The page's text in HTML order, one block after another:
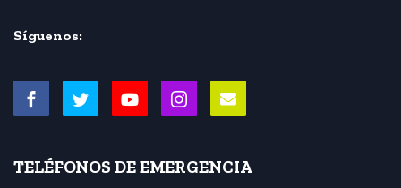
Síguenos:
TELÉFONOS DE EMERGENCIA